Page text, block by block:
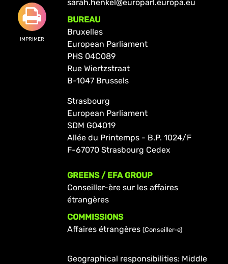
IMPRIMER
sarah.henkel@europarl.europa.eu
BUREAU
Bruxelles
European Parliament
PHS 04C089
Rue Wiertzstraat
B-1047 Brussels
Strasbourg
European Parliament
SDM G04019
Allée du Printemps - B.P. 1024/F
F-67070 Strasbourg Cedex
GREENS / EFA GROUP
Conseiller-ère sur les affaires
étrangères
COMMISSIONS
Affaires étrangères (Conseiller-e)
Geographical responsibilities: Middle